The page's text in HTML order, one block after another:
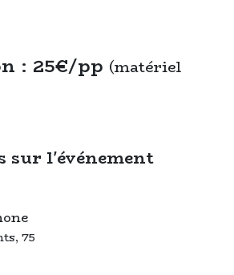
: 25€/pp (matériel
sur l'événement
75